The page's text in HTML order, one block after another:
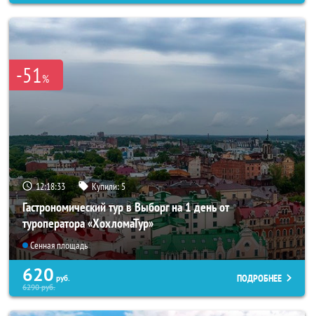
-51%
12:18:32 Купили:5
Гастрономический тур в Выборг на 1 день от
туроператора «ХохломаТур»
Сенная площадь
620 руб.
6290руб.
ПОДРОБНЕЕ